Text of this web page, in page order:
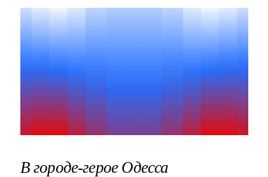
В городе-герое Одесса